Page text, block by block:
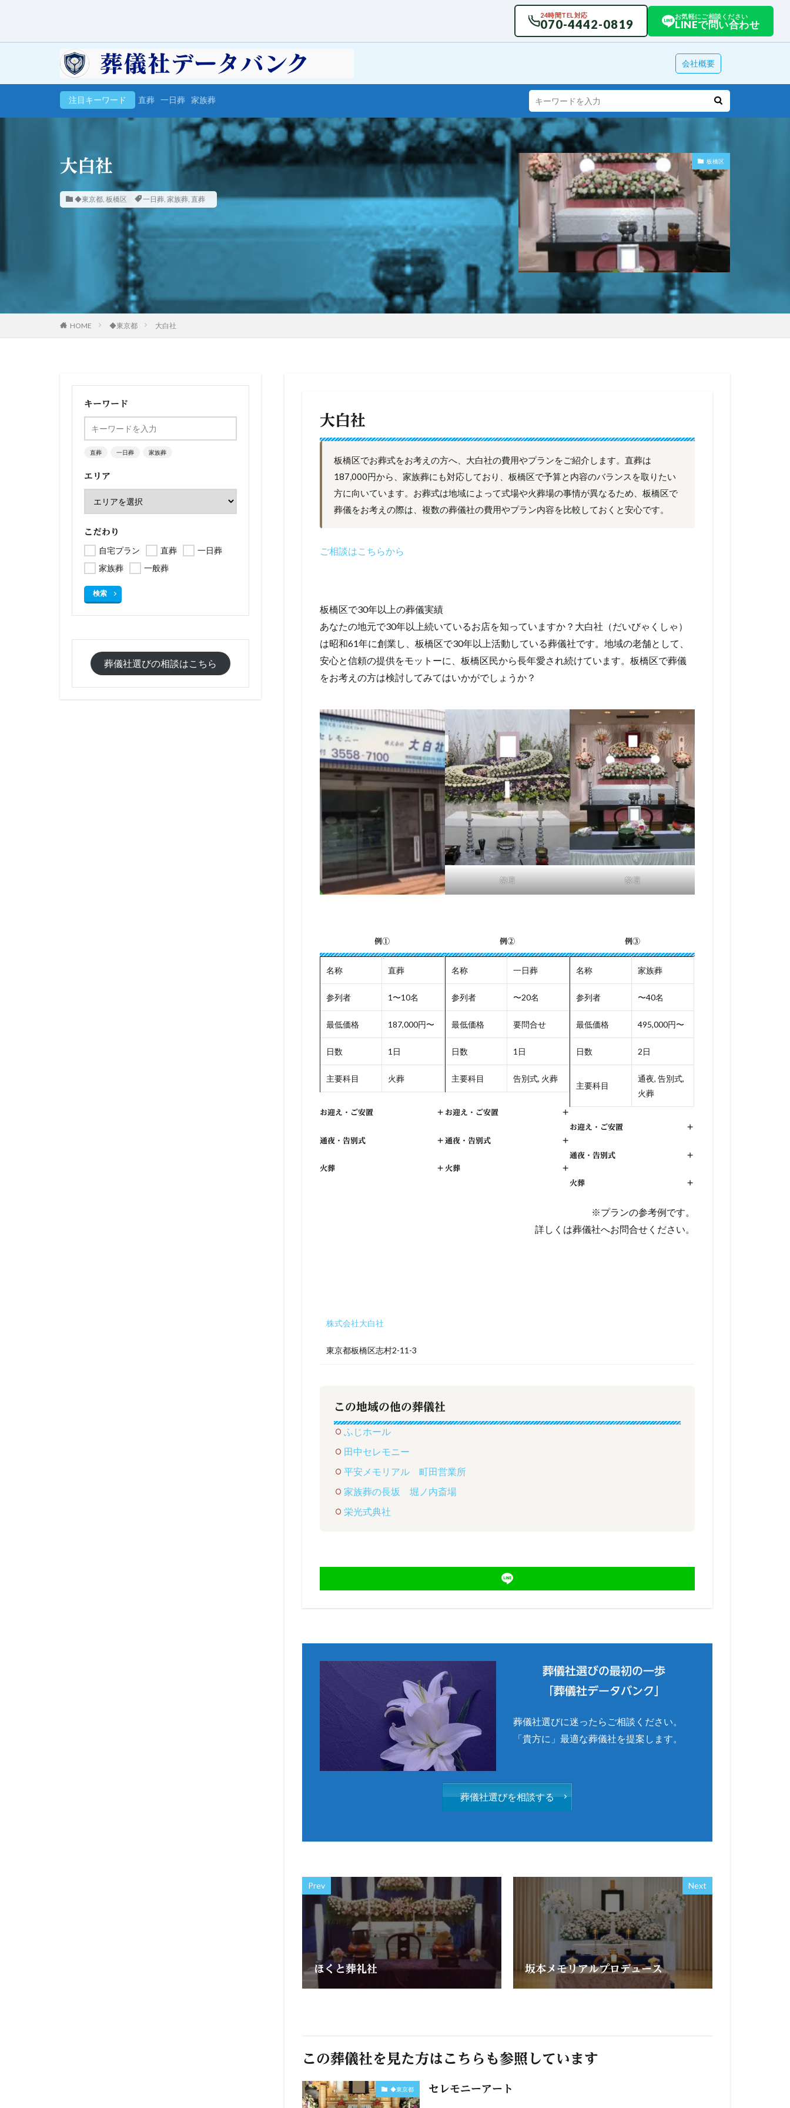
24時間TEL対応
070-4442-0819
お気軽にご相談ください
LINEで問い合わせ
会社概要
注目キーワード 直葬 一日葬 家族葬
大白社
◆東京都, 板橋区 一日葬, 家族葬, 直葬
板橋区
HOME ◆東京都 大白社
大白社
板橋区でお葬式をお考えの方へ、大白社の費用やプランをご紹介します。直葬は
187,000円から、家族葬にも対応しており、板橋区で予算と内容のバランスを取りたい
方に向いています。お葬式は地域によって式場や火葬場の事情が異なるため、板橋区で
葬儀をお考えの際は、複数の葬儀社の費用やプラン内容を比較しておくと安心です。
ご相談はこちらから
板橋区で30年以上の葬儀実績
あなたの地元で30年以上続いているお店を知っていますか？大白社（だいびゃくしゃ）
は昭和61年に創業し、板橋区で30年以上活動している葬儀社です。地域の老舗として、
安心と信頼の提供をモットーに、板橋区民から長年愛され続けています。板橋区で葬儀
をお考えの方は検討してみてはいかがでしょうか？
祭壇 祭壇
例①
名称 直葬
参列者 1〜10名
最低価格 187,000円〜
日数 1日
主要科目 火葬
お迎え・ご安置 +
通夜・告別式 +
火葬 +
例②
名称 一日葬
参列者 〜20名
最低価格 要問合せ
日数 1日
主要科目 告別式, 火葬
お迎え・ご安置 +
通夜・告別式 +
火葬 +
例③
名称 家族葬
参列者 〜40名
最低価格 495,000円〜
日数 2日
主要科目
通夜, 告別式,
火葬
お迎え・ご安置 +
通夜・告別式 +
火葬 +
※プランの参考例です。
詳しくは葬儀社へお問合せください。
株式会社大白社
東京都板橋区志村2-11-3
この地域の他の葬儀社
ふじホール
田中セレモニー
平安メモリアル 町田営業所
家族葬の長坂 堀ノ内斎場
栄光式典社
葬儀社選びの最初の一歩
「葬儀社データバンク」
葬儀社選びに迷ったらご相談ください。
「貴方に」最適な葬儀社を提案します。
葬儀社選びを相談する
Prev
ほくと葬礼社
Next
坂本メモリアルプロデュース
この葬儀社を見た方はこちらも参照しています
◆東京都 セレモニーアート
キーワード
直葬 一日葬 家族葬
エリア
こだわり
自宅プラン 直葬
一日葬
家族葬
一般葬
検索
葬儀社選びの相談はこちら